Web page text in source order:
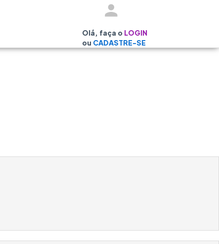
Olá, faça o LOGIN
ou CADASTRE-SE